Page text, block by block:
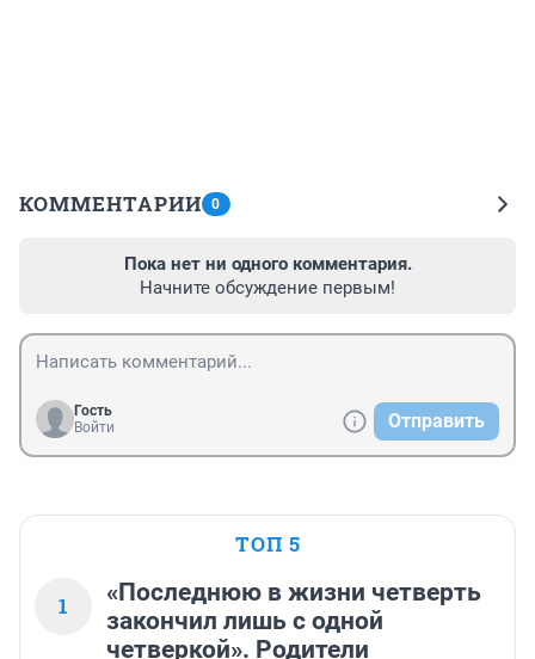
КОММЕНТАРИИ 0
Пока нет ни одного комментария.
Начните обсуждение первым!
Гость
Войти
Отправить
ТОП 5
1
«Последнюю в жизни четверть
закончил лишь с одной
четверкой». Родители